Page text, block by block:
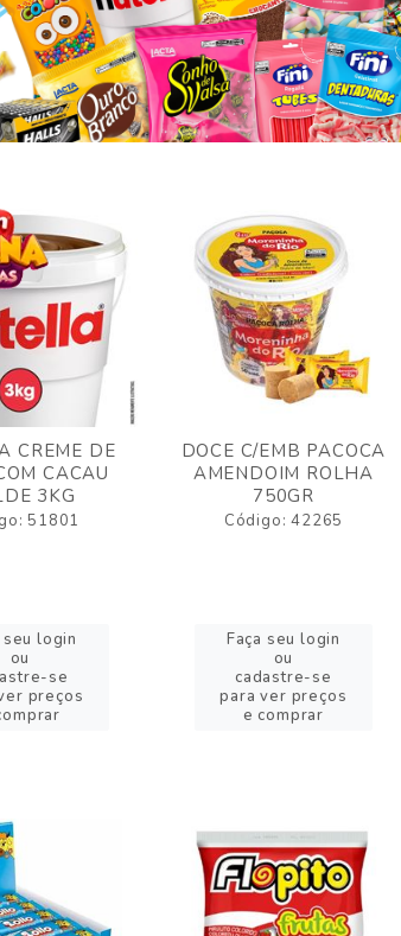
CREME DE
CACAU
3KG
51801
seu login
ou
se
preços
DOCE C/EMB PACOCA
AMENDOIM ROLHA
750GR
Código: 42265
Faça seu login
ou
cadastre-se
para ver preços
e comprar